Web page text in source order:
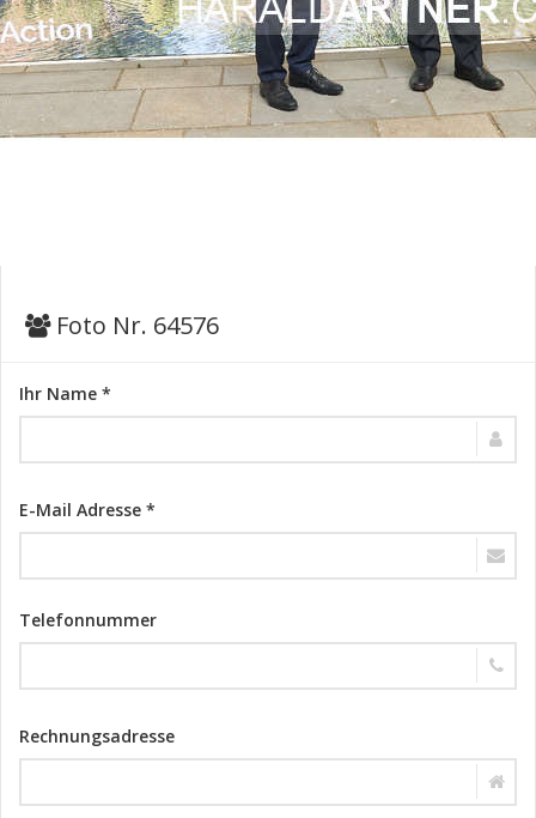
Foto Nr. 64576
Ihr Name *
E-Mail Adresse *
Telefonnummer
Rechnungsadresse